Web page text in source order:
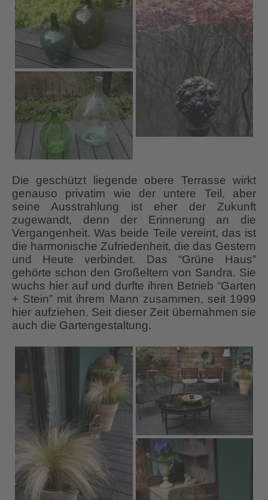
Die geschützt liegende obere Terrasse wirkt
genauso privatim wie der untere Teil, aber
seine Ausstrahlung ist eher der Zukunft
zugewandt, denn der Erinnerung an die
Vergangenheit. Was beide Teile vereint, das ist
die harmonische Zufriedenheit, die das Gestern
und Heute verbindet. Das “Grüne Haus”
gehörte schon den Großeltern von Sandra. Sie
wuchs hier auf und durfte ihren Betrieb “Garten
+ Stein” mit ihrem Mann zusammen, seit 1999
hier aufziehen. Seit dieser Zeit übernahmen sie
auch die Gartengestaltung.